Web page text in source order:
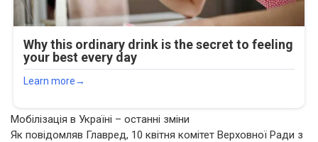
Мобілізація в Україні – останні зміни
Як повідомляв Главред, 10 квітня комітет Верховної Ради з